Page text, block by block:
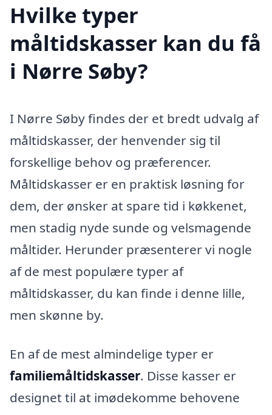
Hvilke typer
måltidskasser kan du få
i Nørre Søby?
I Nørre Søby findes der et bredt udvalg af
måltidskasser, der henvender sig til
forskellige behov og præferencer.
Måltidskasser er en praktisk løsning for
dem, der ønsker at spare tid i køkkenet,
men stadig nyde sunde og velsmagende
måltider. Herunder præsenterer vi nogle
af de mest populære typer af
måltidskasser, du kan finde i denne lille,
men skønne by.
En af de mest almindelige typer er
familiemåltidskasser. Disse kasser er
designet til at imødekomme behovene